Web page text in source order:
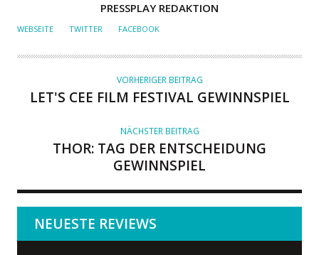
U
O
PRESSPLAY REDAKTION
WEBSEITE TWITTER FACEBOOK
VORHERIGER BEITRAG
LET'S CEE FILM FESTIVAL GEWINNSPIEL
NÄCHSTER BEITRAG
THOR: TAG DER ENTSCHEIDUNG
GEWINNSPIEL
NEUESTE REVIEWS